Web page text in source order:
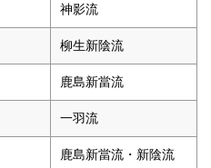
神影流
柳生新陰流
鹿島新當流
一羽流
鹿島新當流・新陰流